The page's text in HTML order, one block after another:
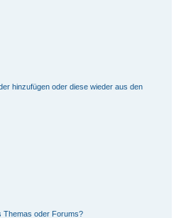
hinzufügen oder diese wieder aus den
Themas oder Forums?